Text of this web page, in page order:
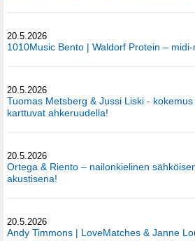
20.5.2026
1010Music Bento | Waldorf Protein –
20.5.2026
Tuomas Metsberg & Jussi Liski -
karttuvat ahkeruudella!
20.5.2026
Ortega & Riento – nailonkielinen
akustisena!
20.5.2026
Andy Timmons | LoveMatches & Janne